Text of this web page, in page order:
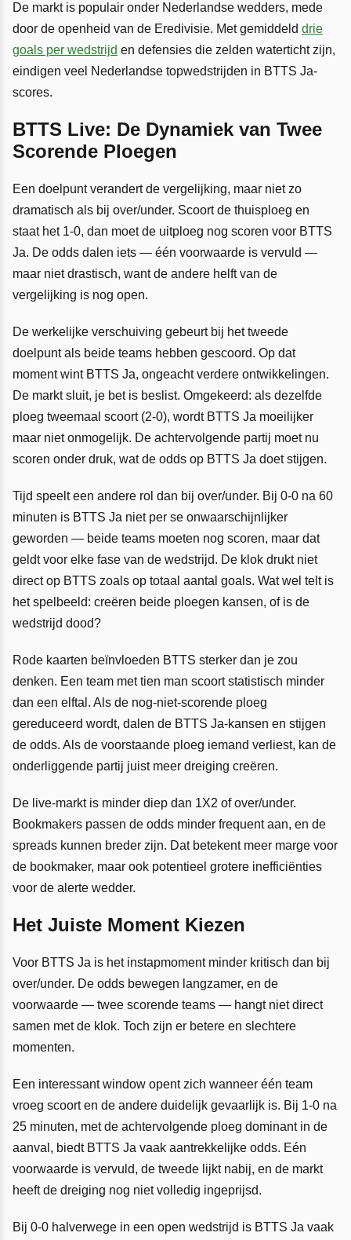
De markt is populair onder Nederlandse wedders, mede
door de openheid van de Eredivisie. Met gemiddeld drie
goals per wedstrijd en defensies die zelden waterticht zijn,
eindigen veel Nederlandse topwedstrijden in BTTS Ja-
scores.
BTTS Live: De Dynamiek van Twee
Scorende Ploegen
Een doelpunt verandert de vergelijking, maar niet zo
dramatisch als bij over/under. Scoort de thuisploeg en
staat het 1-0, dan moet de uitploeg nog scoren voor BTTS
Ja. De odds dalen iets — één voorwaarde is vervuld —
maar niet drastisch, want de andere helft van de
vergelijking is nog open.
De werkelijke verschuiving gebeurt bij het tweede
doelpunt als beide teams hebben gescoord. Op dat
moment wint BTTS Ja, ongeacht verdere ontwikkelingen.
De markt sluit, je bet is beslist. Omgekeerd: als dezelfde
ploeg tweemaal scoort (2-0), wordt BTTS Ja moeilijker
maar niet onmogelijk. De achtervolgende partij moet nu
scoren onder druk, wat de odds op BTTS Ja doet stijgen.
Tijd speelt een andere rol dan bij over/under. Bij 0-0 na 60
minuten is BTTS Ja niet per se onwaarschijnlijker
geworden — beide teams moeten nog scoren, maar dat
geldt voor elke fase van de wedstrijd. De klok drukt niet
direct op BTTS zoals op totaal aantal goals. Wat wel telt is
het spelbeeld: creëren beide ploegen kansen, of is de
wedstrijd dood?
Rode kaarten beïnvloeden BTTS sterker dan je zou
denken. Een team met tien man scoort statistisch minder
dan een elftal. Als de nog-niet-scorende ploeg
gereduceerd wordt, dalen de BTTS Ja-kansen en stijgen
de odds. Als de voorstaande ploeg iemand verliest, kan de
onderliggende partij juist meer dreiging creëren.
De live-markt is minder diep dan 1X2 of over/under.
Bookmakers passen de odds minder frequent aan, en de
spreads kunnen breder zijn. Dat betekent meer marge voor
de bookmaker, maar ook potentieel grotere inefficiënties
voor de alerte wedder.
Het Juiste Moment Kiezen
Voor BTTS Ja is het instapmoment minder kritisch dan bij
over/under. De odds bewegen langzamer, en de
voorwaarde — twee scorende teams — hangt niet direct
samen met de klok. Toch zijn er betere en slechtere
momenten.
Een interessant window opent zich wanneer één team
vroeg scoort en de andere duidelijk gevaarlijk is. Bij 1-0 na
25 minuten, met de achtervolgende ploeg dominant in de
aanval, biedt BTTS Ja vaak aantrekkelijke odds. Eén
voorwaarde is vervuld, de tweede lijkt nabij, en de markt
heeft de dreiging nog niet volledig ingeprijsd.
Bij 0-0 halverwege in een open wedstrijd is BTTS Ja vaak